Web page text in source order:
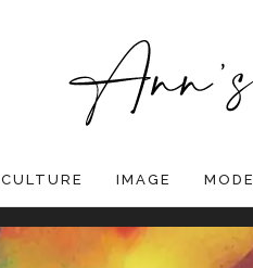
CULTURE IMAGE MODE